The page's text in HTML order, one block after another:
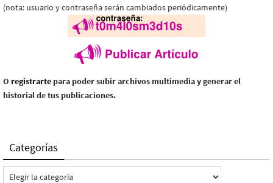
(nota: usuario y contraseña serán cambiados periódicamente)
O registrarte para poder subir archivos multimedia y generar el
historial de tus publicaciones.
Categorías
Categorías